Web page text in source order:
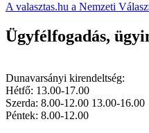
A valasztas.hu a Nemzeti
Ügyfélfogadás,
Dunavarsányi kirendeltség:
Hétfő: 13.00-17.00
Szerda: 8.00-12.00 13.00-16.00
Péntek: 8.00-12.00